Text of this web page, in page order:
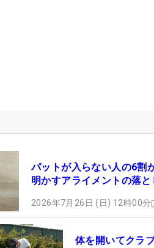
パットが入らない人の6割
明かすアライメントの落
2026年7月26日 (日) 12時00分
体を開いてクラ